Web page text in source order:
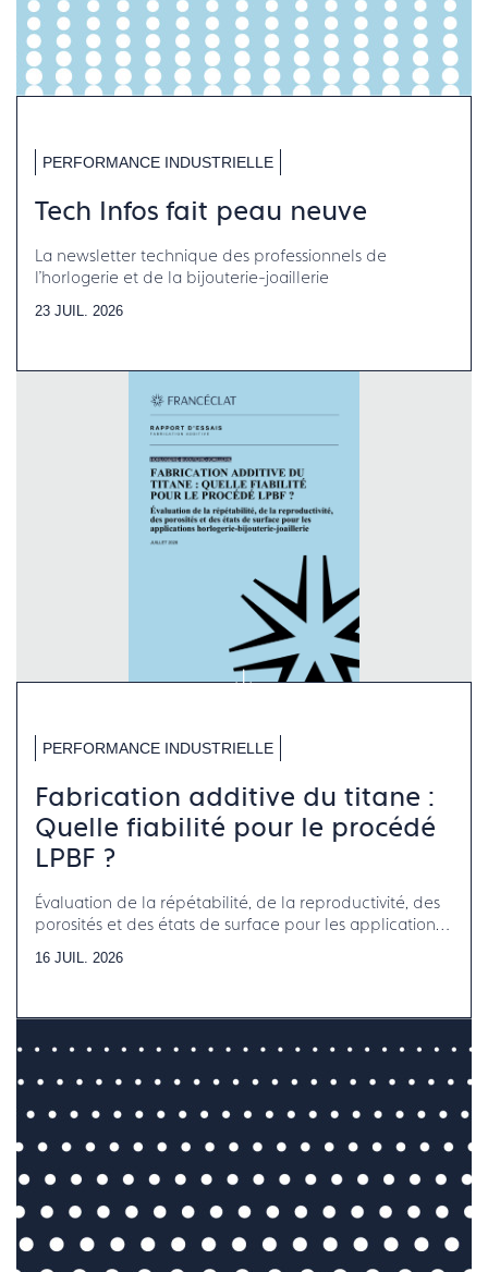
PERFORMANCE INDUSTRIELLE
Tech Infos fait peau neuve
La newsletter technique des professionnels de
l'horlogerie et de la bijouterie-joaillerie
23 JUIL. 2026
PERFORMANCE INDUSTRIELLE
Fabrication additive du titane :
Quelle fiabilité pour le procédé
LPBF ?
Évaluation de la répétabilité, de la reproductivité, des
porosités et des états de surface pour les applications
16 JUIL. 2026